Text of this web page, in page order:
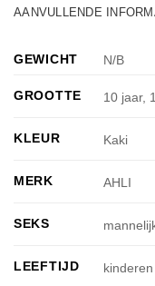
AANVULLENDE
GEWICHT N/B
GROOTTE 10 jaar,
KLEUR Kaki
MERK AHLI
SEKS
LEEFTIJD kinderen